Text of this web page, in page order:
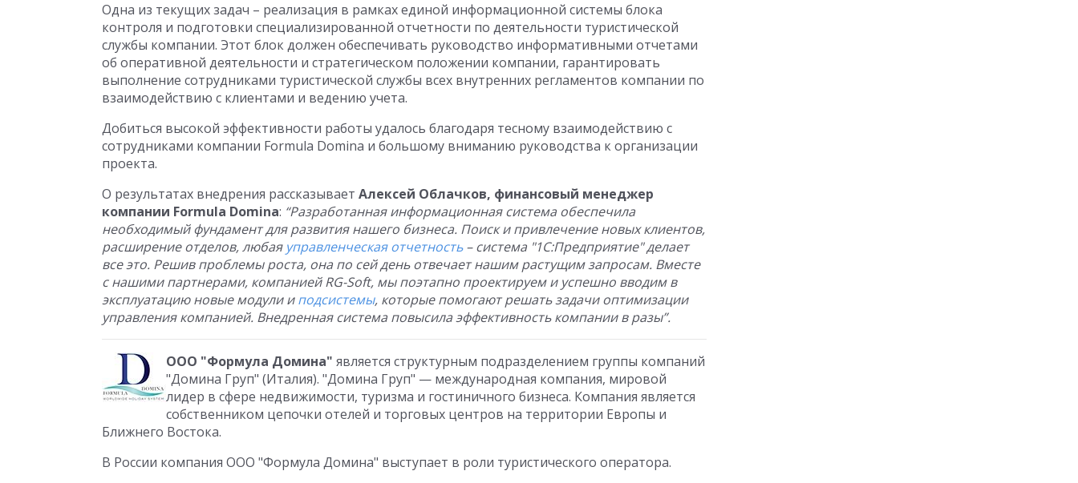
Одна из текущих задач – реализация в рамках единой информационной системы блока
контроля и подготовки специализированной отчетности по деятельности туристической
службы компании. Этот блок должен обеспечивать руководство информативными отчетами
об оперативной деятельности и стратегическом положении компании, гарантировать
выполнение сотрудниками туристической службы всех внутренних регламентов компании по
взаимодействию с клиентами и ведению учета.
Добиться высокой эффективности работы удалось благодаря тесному взаимодействию с
сотрудниками компании Formula Domina и большому вниманию руководства к организации
проекта.
О результатах внедрения рассказывает Алексей Облачков, финансовый менеджер
компании Formula Domina: “Разработанная информационная система обеспечила
необходимый фундамент для развития нашего бизнеса. Поиск и привлечение новых клиентов,
расширение отделов, любая управленческая отчетность– система "1С:Предприятие" делает
все это. Решив проблемы роста, она по сей день отвечает нашим растущим запросам. Вместе
с нашими партнерами, компанией RG-Soft, мы поэтапно проектируем и успешно вводим в
эксплуатацию новые модули иподсистемы, которые помогают решать задачи оптимизации
управления компанией. Внедренная система повысила эффективность компании в разы”.
ООО "Формула Домина" является структурным подразделением группы компаний
"Домина Груп" (Италия). "Домина Груп" — международная компания, мировой
лидер в сфере недвижимости, туризма и гостиничного бизнеса. Компания является
собственником цепочки отелей и торговых центров на территории Европы и
Ближнего Востока.
В России компания ООО "Формула Домина" выступает в роли туристического оператора.